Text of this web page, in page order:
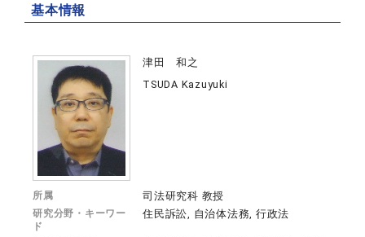
基本情報
津田 和之
TSUDA Kazuyuki
所属 司法研究科 教授
研究分野・キーワー
ド
住民訴訟, 自治体法務, 行政法